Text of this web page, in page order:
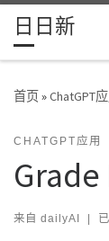
Skip to content
日日新
首页»ChatGPT
CHATGPT应用
Grade
来自 dailyAI |